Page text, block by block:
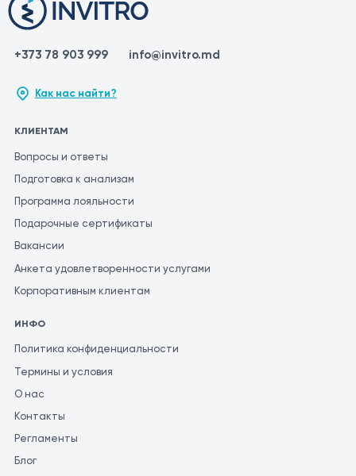
+373 78 903 999 info@invitro.md
Как нас найти?
КЛИЕНТАМ
Вопросы и ответы
Подготовка к анализам
Программа лояльности
Подарочные сертификаты
Вакансии
Анкета удовлетворенности услугами
Корпоративным клиентам
ИНФО
Политика конфиденциальности
Термины и условия
О нас
Контакты
Регламенты
Блог